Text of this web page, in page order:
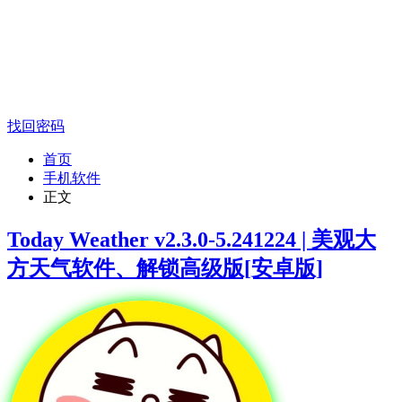
找回密码
首页
手机软件
正文
Today Weather v2.3.0-5.241224 | 美观大
方天气软件、解锁高级版[安卓版]